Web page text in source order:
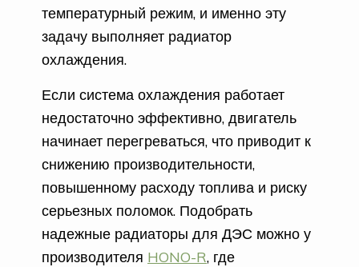
температурный режим, и именно эту
задачу выполняет радиатор
охлаждения.
Если система охлаждения работает
недостаточно эффективно, двигатель
начинает перегреваться, что приводит к
снижению производительности,
повышенному расходу топлива и риску
серьезных поломок. Подобрать
надежные радиаторы для ДЭС можно у
производителя HONO-R, где